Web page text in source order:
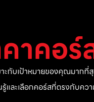
คาคอร์
าะกับเป้าหมายของคุณมากที่
และเลือกคอร์สที่ตรงกับคว